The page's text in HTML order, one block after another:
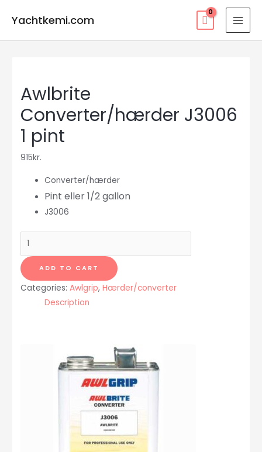
Yachtkemi.com
Awlbrite
Converter/hærder J3006
1 pint
915kr.
Converter/hærder
Pint eller 1/2 gallon
J3006
Awlbrite
J3006ADD TO CART
Categories: Awlgrip, Hærder/converter
Description